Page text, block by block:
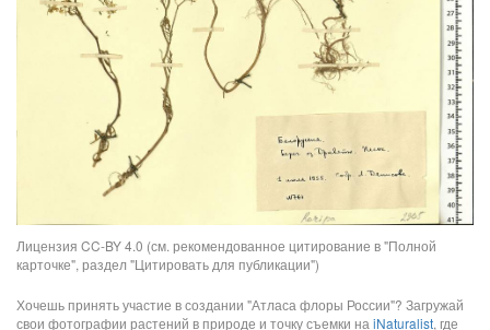
Лицензия CC-BY 4.0 (см. рекомендованное цитирование в "Полной
карточке", раздел "Цитировать для публикации")
Хочешь принять участие в создании "Атласа флоры России"? Загружай
свои фотографии растений в природе и точку съемки на iNaturalist, где